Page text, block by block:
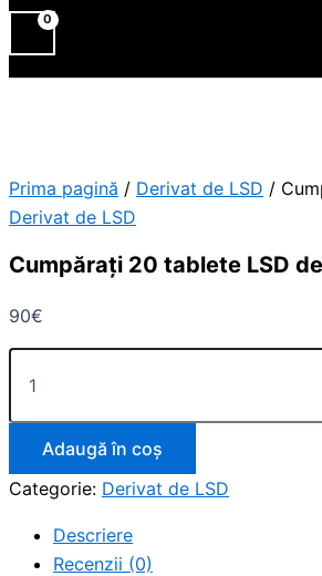
Prima pagină / Derivat de LSD /
Derivat de LSD
Cumpărați 20 tablete LSD
90€
Adaugă în coș
Categorie: Derivat de LSD
Descriere
Recenzii (0)